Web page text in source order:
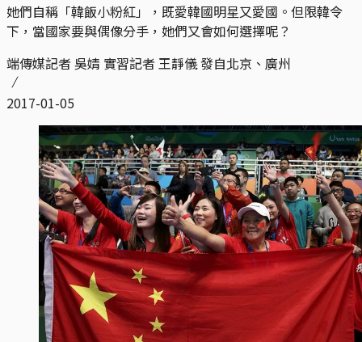
她們自稱「韓飯小粉紅」，既愛韓國明星又愛國。但限韓令
下，當國家要與偶像分手，她們又會如何選擇呢？
端傳媒記者 吳婧 實習記者 王靜儀 發自北京、廣州
2017-01-05